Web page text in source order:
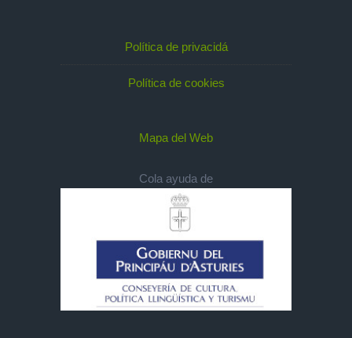
Política de privacidá
Política de cookies
Mapa del Web
Cola ayuda de